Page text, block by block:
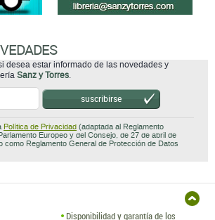
desea estar informado de las novedades y
Sanz y Torres.
suscribirse
Política de Privacidad (adaptada al Reglamento
Europeo y del Consejo, de 27 de abril de
como Reglamento General de Protección de Datos
Disponibilidad y garantía de los